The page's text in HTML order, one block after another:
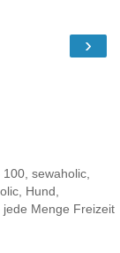
›
sewaholic,
Hund,
Menge Freizeit